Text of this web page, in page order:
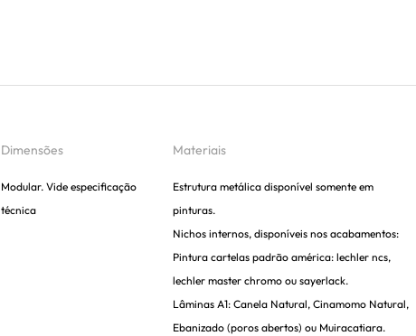
Dimensões
Modular. Vide especificação
técnica
Materiais
Estrutura metálica disponível somente em
pinturas.
Nichos internos, disponíveis nos acabamentos:
Pintura cartelas padrão américa: lechler ncs,
lechler master chromo ou sayerlack.
Lâminas A1: Canela Natural, Cinamomo Natural,
Ebanizado (poros abertos) ou Muiracatiara.